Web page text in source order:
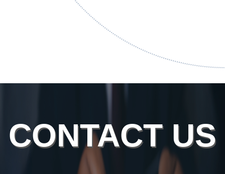
CONTACT US